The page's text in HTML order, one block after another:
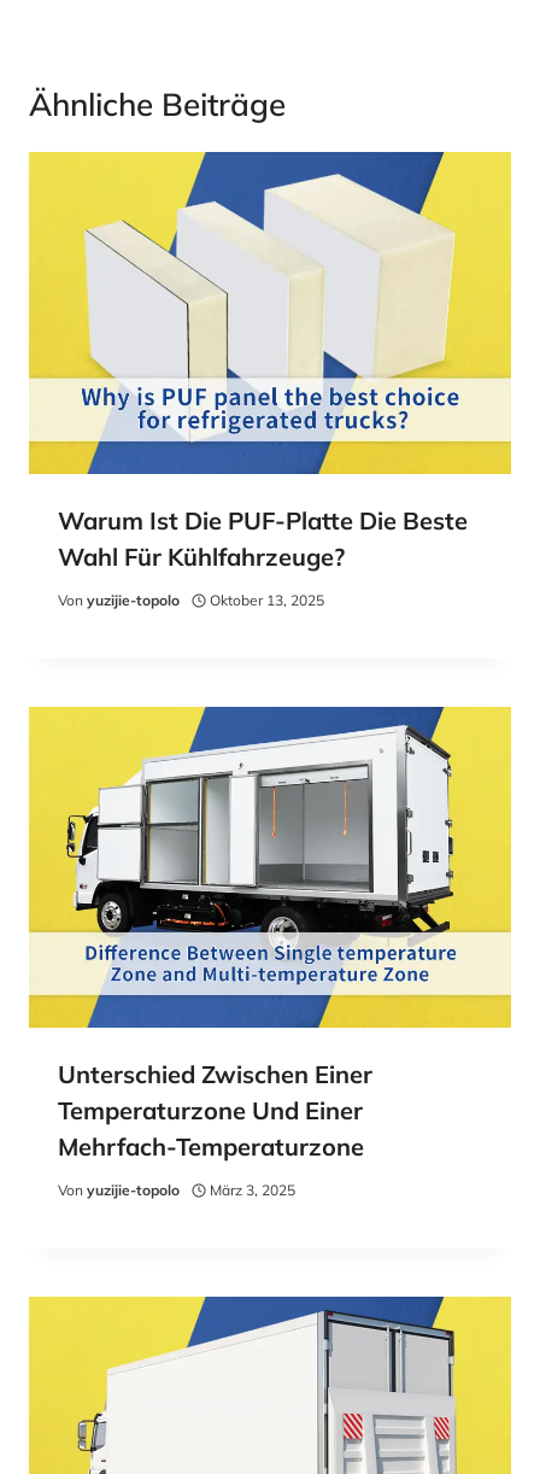
Ähnliche Beiträge
Warum Ist Die PUF-Platte Die Beste
Wahl Für Kühlfahrzeuge?
Von yuzijie-topolo Oktober 13, 2025
Unterschied Zwischen Einer
Temperaturzone Und Einer
Mehrfach-Temperaturzone
Von yuzijie-topolo März 3, 2025